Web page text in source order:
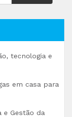
tecnologia e
em casa para
e Gestão da